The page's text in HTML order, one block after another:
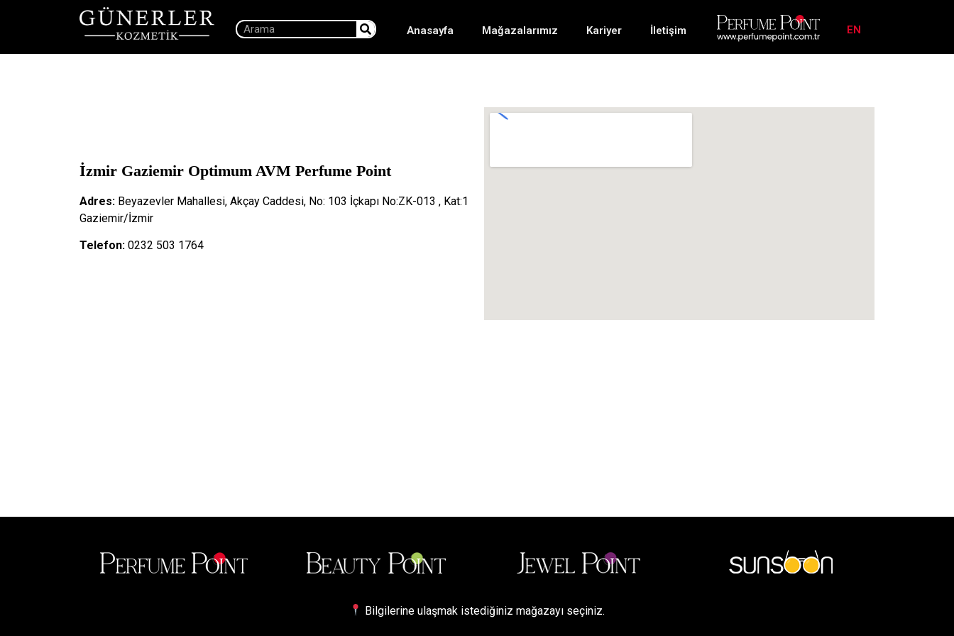
Anasayfa Mağazalarımız Kariyer İletişim EN
İzmir Gaziemir Optimum AVM Perfume Point
Adres: Beyazevler Mahallesi, Akçay Caddesi, No: 103 İçkapı No:ZK-013 , Kat:1
Gaziemir/İzmir
Telefon: 0232 503 1764
Bilgilerine ulaşmak istediğiniz mağazayı seçiniz.